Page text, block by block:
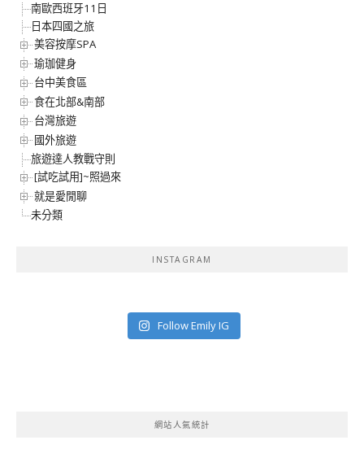
南歐西班牙11日
日本四國之旅
美容按摩SPA
瑜珈健身
台中美食區
食在北部&南部
台灣旅遊
國外旅遊
旅遊達人教戰守則
[試吃試用]~照過來
就是愛閒聊
未分類
INSTAGRAM
Follow Emily IG
網站人氣統計